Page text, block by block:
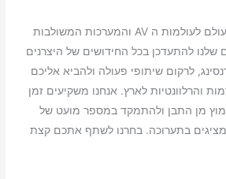
התערוכה היא הגדולה בעולם לעולמות ה AV והמערכות המשולבות
שלנו להתעדכן בכל החידושים של היצרנים
לרקום שיתופי פעולה ולהביא אליכם
והרלוונטיות לארץ. אנחנו משקיעים זמן
מן התבן ולהתמקד במספר מועט של
בתערוכה. בחרנו לשתף אתכם קצת